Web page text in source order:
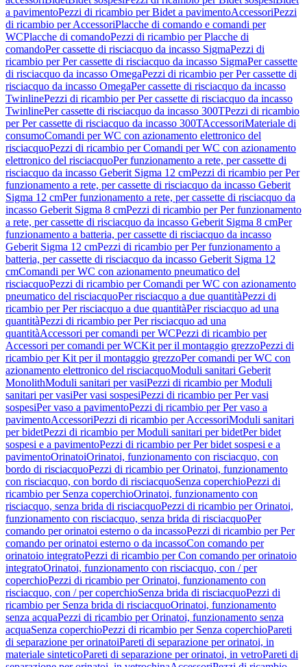
a pavimentoPezzi di ricambio per Bidet a pavimentoAccessoriPezzi
di ricambio per AccessoriPlacche di comando e comandi per
WCPlacche di comandoPezzi di ricambio per Placche di
comandoPer cassette di risciacquo da incasso SigmaPezzi di
ricambio per Per cassette di risciacquo da incasso SigmaPer cassette
di risciacquo da incasso OmegaPezzi di ricambio per Per cassette di
risciacquo da incasso OmegaPer cassette di risciacquo da incasso
TwinlinePezzi di ricambio per Per cassette di risciacquo da incasso
TwinlinePer cassette di risciacquo da incasso 300TPezzi di ricambio
per Per cassette di risciacquo da incasso 300TAccessoriMateriale di
consumoComandi per WC con azionamento elettronico del
risciacquoPezzi di ricambio per Comandi per WC con azionamento
elettronico del risciacquoPer funzionamento a rete, per cassette di
risciacquo da incasso Geberit Sigma 12 cmPezzi di ricambio per Per
funzionamento a rete, per cassette di risciacquo da incasso Geberit
Sigma 12 cmPer funzionamento a rete, per cassette di risciacquo da
incasso Geberit Sigma 8 cmPezzi di ricambio per Per funzionamento
a rete, per cassette di risciacquo da incasso Geberit Sigma 8 cmPer
funzionamento a batteria, per cassette di risciacquo da incasso
Geberit Sigma 12 cmPezzi di ricambio per Per funzionamento a
batteria, per cassette di risciacquo da incasso Geberit Sigma 12
cmComandi per WC con azionamento pneumatico del
risciacquoPezzi di ricambio per Comandi per WC con azionamento
pneumatico del risciacquoPer risciacquo a due quantitàPezzi di
ricambio per Per risciacquo a due quantitàPer risciacquo ad una
quantitàPezzi di ricambio per Per risciacquo ad una
quantitàAccessori per comandi per WCPezzi di ricambio per
Accessori per comandi per WCKit per il montaggio grezzoPezzi di
ricambio per Kit per il montaggio grezzoPer comandi per WC con
azionamento elettronico del risciacquoModuli sanitari Geberit
MonolithModuli sanitari per vasiPezzi di ricambio per Moduli
sanitari per vasiPer vasi sospesiPezzi di ricambio per Per vasi
sospesiPer vaso a pavimentoPezzi di ricambio per Per vaso a
pavimentoAccessoriPezzi di ricambio per AccessoriModuli sanitari
per bidetPezzi di ricambio per Moduli sanitari per bidetPer bidet
sospesi e a pavimentoPezzi di ricambio per Per bidet sospesi e a
pavimentoOrinatoiOrinatoi, funzionamento con risciacquo, con
bordo di risciacquoPezzi di ricambio per Orinatoi, funzionamento
con risciacquo, con bordo di risciacquoSenza coperchioPezzi di
ricambio per Senza coperchioOrinatoi, funzionamento con
risciacquo, senza brida di risciacquoPezzi di ricambio per Orinatoi,
funzionamento con risciacquo, senza brida di risciacquoPer
comando per orinatoi esterno o da incassoPezzi di ricambio per Per
comando per orinatoi esterno o da incassoCon comando per
orinatoio integratoPezzi di ricambio per Con comando per orinatoio
integratoOrinatoi, funzionamento con risciacquo, con / per
coperchioPezzi di ricambio per Orinatoi, funzionamento con
risciacquo, con / per coperchioSenza brida di risciacquoPezzi di
ricambio per Senza brida di risciacquoOrinatoi, funzionamento
senza acquaPezzi di ricambio per Orinatoi, funzionamento senza
acquaSenza coperchioPezzi di ricambio per Senza coperchioPareti
di separazione per orinatoiPareti di separazione per orinatoi, in
materiale sinteticoPareti di separazione per orinatoi, in vetroPareti di